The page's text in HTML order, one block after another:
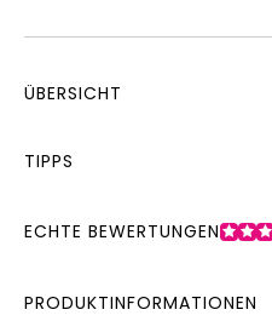
ÜBERSICHT
TIPPS
ECHTE BEWERTUNGEN
PRODUKTINFORMATIONEN